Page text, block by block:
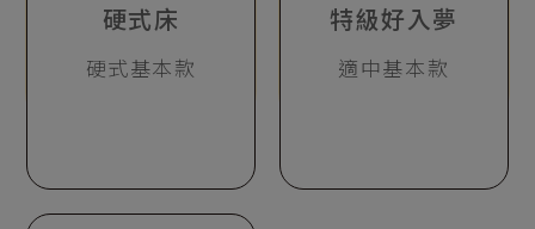
硬式床
硬式基本款
特級好入夢
適中基本款